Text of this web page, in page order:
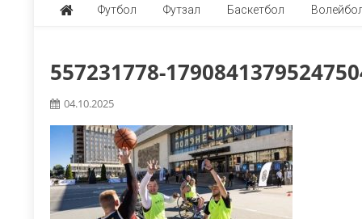
Футбол Футзал Баскетбол
557231778-
04.10.2025